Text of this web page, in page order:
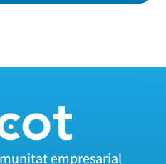
empresarial